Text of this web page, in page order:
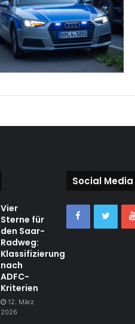
Vier
Sterne für
den Saar-
Radweg:
Klassifizierung
nach
ADFC-
Kriterien
12. März
2026
Social Media